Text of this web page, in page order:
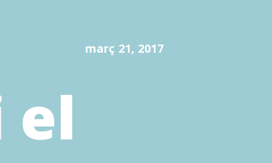
març 21, 2017
el